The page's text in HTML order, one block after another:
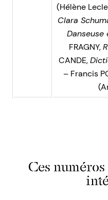
(Hélène
Clara
Danseuse
FRAGNY,
CANDE,
– Francis
Ces